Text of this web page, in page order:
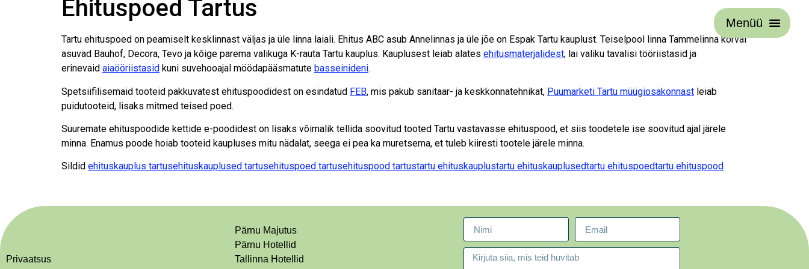
Menüü
Ehituspoed Tartus
Tartu ehituspoed on peamiselt kesklinnast väljas ja üle linna laiali. Ehitus ABC asub Annelinnas ja üle jõe on Espak Tartu kauplust. Teiselpool linna Tammelinna kõrval
asuvad Bauhof, Decora, Tevo ja kõige parema valikuga K-rauta Tartu kauplus. Kauplusest leiab alates ehitusmaterjalidest, lai valiku tavalisi tööriistasid ja
erinevaid aiaööriistasid kuni suvehooajal möödapääsmatute basseinideni.
Spetsiifilisemaid tooteid pakkuvatest ehituspoodidest on esindatud FEB, mis pakub sanitaar- ja keskkonnatehnikat, Puumarketi Tartu müügiosakonnast leiab
puidutooteid, lisaks mitmed teised poed.
Suuremate ehituspoodide kettide e-poodidest on lisaks võimalik tellida soovitud tooted Tartu vastavasse ehituspood, et siis toodetele ise soovitud ajal järele
minna. Enamus poode hoiab tooteid kaupluses mitu nädalat, seega ei pea ka muretsema, et tuleb kiiresti tootele järele minna.
Sildid ehituskauplus tartusehituskauplused tartusehituspoed tartusehituspood tartustartu ehituskauplustartu ehituskauplusedtartu ehituspoedtartu ehituspood
Privaatsus
Pärnu Majutus
Pärnu Hotellid
Tallinna Hotellid